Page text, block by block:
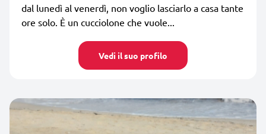
dal lunedì al venerdì, non voglio lasciarlo a casa tante
ore solo. È un cucciolone che vuole...
Vedi il suo profilo